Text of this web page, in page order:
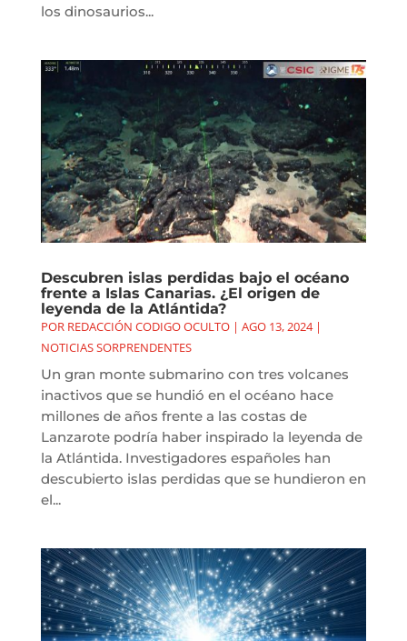
los dinosaurios...
Descubren islas perdidas bajo el océano
frente a Islas Canarias. ¿El origen de
leyenda de la Atlántida?
POR REDACCIÓN CODIGO OCULTO| AGO 13, 2024|
NOTICIAS SORPRENDENTES
Un gran monte submarino con tres volcanes
inactivos que se hundió en el océano hace
millones de años frente a las costas de
Lanzarote podría haber inspirado la leyenda de
la Atlántida. Investigadores españoles han
descubierto islas perdidas que se hundieron en
el...